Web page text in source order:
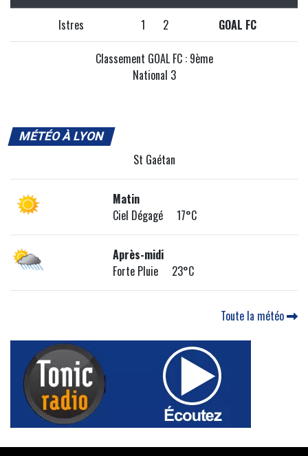
Istres 1 2 GOAL FC
Classement GOAL FC : 9ème
National 3
MÉTÉO À LYON
St Gaétan
Matin
Ciel Dégagé 17°C
Après-midi
Forte Pluie 23°C
Toute la météo